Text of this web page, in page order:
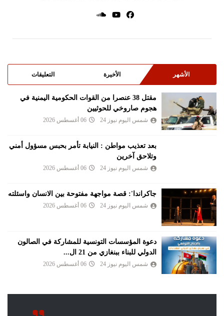
الأشهر الأخيرة التعليقات
مقتل 38 عنصرا من القوات الحكومية اليمنية في
هجوم صاروخي للحوثيين
شمس اليوم نيوز 24 06 أغسطس 2026
بعد تعذيب مواطن : النيابة تأمر بحبس مسؤول أمني
وتلاحق آخرين
شمس اليوم نيوز 24 06 أغسطس 2026
جاكراندا': قصة مواجهة مفتوحة بين الانسان واسئلته
شمس اليوم نيوز 24 06 أغسطس 2026
دعوة المؤسسات التونسية للمشاركة في الصالون
الدولي للبناء ببنغازي من 21 ال...
شمس اليوم نيوز 24 06 أغسطس 2026